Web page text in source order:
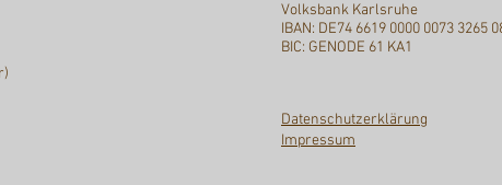
Volksbank Karlsruhe
IBAN: DE74 6619 0000 0073 3265
BIC: GENODE 61 KA1
Datenschutzerklärung
Impressum